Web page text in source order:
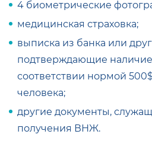
4 биометрические
медицинская страховка;
выписка из банка или
подтверждающие наличие
соответствии нормой
человека;
другие документы,
получения ВНЖ.